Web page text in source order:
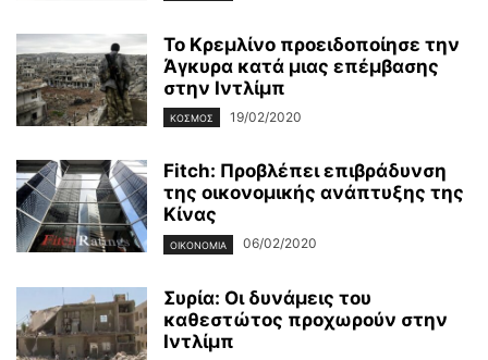
Το Κρεμλίνο προειδοποίησε την
Άγκυρα κατά μιας επέμβασης
στην Ιντλίμπ
ΚΌΣΜΟΣ 19/02/2020
Fitch: Προβλέπει επιβράδυνση
της οικονομικής ανάπτυξης της
Κίνας
ΟΙΚΟΝΟΜΊΑ 06/02/2020
Συρία: Οι δυνάμεις του
καθεστώτος προχωρούν στην
Ιντλίμπ